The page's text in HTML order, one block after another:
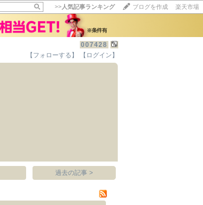
>>人気記事ランキング ブログを作成 楽天市場
007428
【フォローする】 【ログイン】
過去の記事 >